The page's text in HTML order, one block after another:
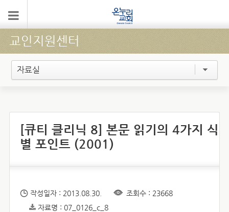
교인지원센터
자료실
[큐티 클리닉 8] 본문 읽기의 4가지 식
별 포인트 (2001)
작성일자 : 2013.08.30.
조회수 : 23668
자료명 : 07_0126_c_8